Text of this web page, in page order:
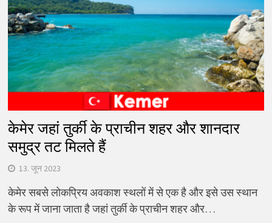
केमेर जहां तुर्की के प्राचीन शहर और शानदार
समुद्र तट मिलते हैं
13. जून 2023
केमेर सबसे लोकप्रिय अवकाश स्थलों में से एक है और इसे उस स्थान
के रूप में जाना जाता है जहां तुर्की के प्राचीन शहर और…